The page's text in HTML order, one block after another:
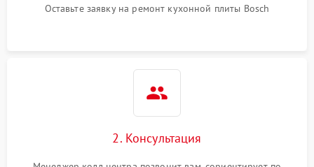
Оставьте заявку на ремонт кухонной плиты Bosch
2. Консультация